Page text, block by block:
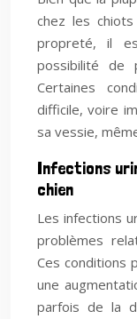
chez les
propreté, il
possibilité de
Certaines
difficile, voire
sa vessie,
Infections
chien
Les infections
problèmes
Ces conditions
une
parfois de la